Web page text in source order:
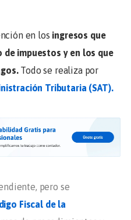
en los ingresos que
de impuestos y en los que
Todo se realiza por
Tributaria (SAT).
pero se
Fiscal de la